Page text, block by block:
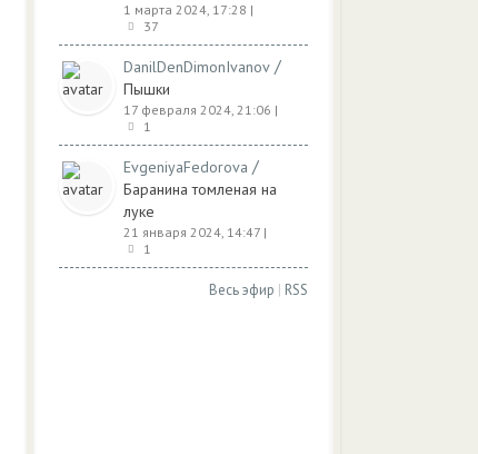
1 марта 2024, 17:28 |
37
DanilDenDimonIvanov /
Пышки
17 февраля 2024, 21:06 |
1
EvgeniyaFedorova /
Баранина томленая на
луке
21 января 2024, 14:47 |
1
Весь эфир | RSS